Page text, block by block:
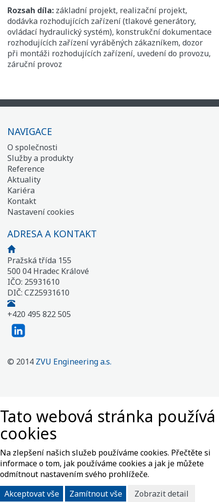
Rozsah díla: základní projekt, realizační projekt,
dodávka rozhodujících zařízení (tlakové generátory,
ovládací hydraulický systém), konstrukční dokumentace
rozhodujících zařízení vyráběných zákazníkem, dozor
při montáži rozhodujících zařízení, uvedení do provozu,
záruční provoz
NAVIGACE
O společnosti
Služby a produkty
Reference
Aktuality
Kariéra
Kontakt
Nastavení cookies
ADRESA A KONTAKT
Pražská třída 155
500 04 Hradec Králové
IČO: 25931610
DIČ: CZ25931610
+420 495 822 505
© 2014 ZVU Engineering a.s.
Tato webová stránka používá
cookies
Na zlepšení našich služeb používáme cookies. Přečtěte si
informace o tom, jak používáme cookies a jak je můžete
odmítnout nastavením svého prohlížeče.
Akceptovat vše
Zamítnout vše Zobrazit detail